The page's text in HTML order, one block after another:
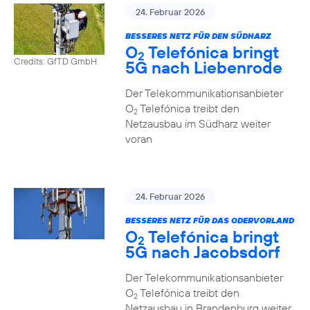
Credits: GfTD GmbH
24. Februar 2026
BESSERES NETZ FÜR DEN SÜDHARZ
O2 Telefónica bringt
5G nach Liebenrode
Der Telekommunikationsanbieter
O2Telefónica treibt den
Netzausbau im Südharz weiter
voran
24. Februar 2026
BESSERES NETZ FÜR DAS ODERVORLAND
O2 Telefónica bringt
5G nach Jacobsdorf
Der Telekommunikationsanbieter
O2Telefónica treibt den